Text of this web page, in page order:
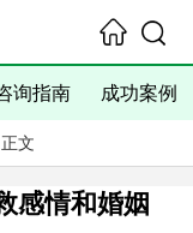
询指南 成功案例
文
感情和婚姻